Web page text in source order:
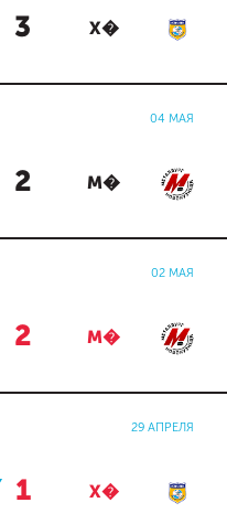
3 Х�
04 МАЯ
2 М�
02 МАЯ
2 М�
29 АПРЕЛЯ
1 Х�